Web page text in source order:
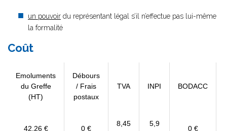
un pouvoir du représentant légal s’il n’effectue pas lui-même
la formalité
Coût
Emoluments
du Greffe
(HT)
Débours
/ Frais
postaux
TVA INPI BODACC
42,26 € 0 €
8,45
5,9
0 €